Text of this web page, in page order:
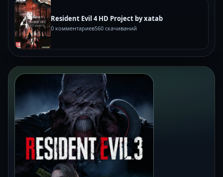
Resident Evil 4 HD Project by xatab
0 комментариев560 скачиваний